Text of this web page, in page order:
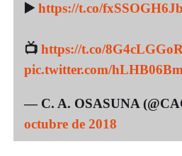
▶️ https://t.co/fxSSOGH6Jb
📺 https://t.co/
pic.twitter.com/
— C. A. OSASUNA
octubre de 2018